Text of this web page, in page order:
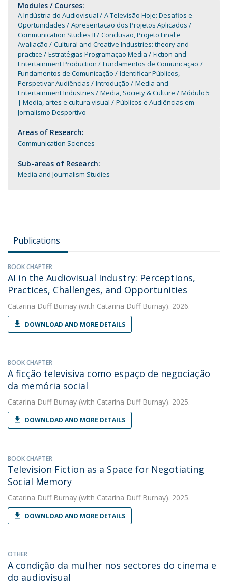
Modules / Courses:
A Indústria do Audiovisual
A Televisão Hoje: Desafios e
Oportunidades
Apresentação dos Projetos Aplicados
Communication Studies II
Conclusão, Projeto Final e
Avaliação
Cultural and Creative Industries: theory and
practice
Estratégias Programação Media
Fiction and
Entertainment Production
Fundamentos de Comunicação
Fundamentos de Comunicação
Identificar Públicos,
Perspetivar Audiências
Introdução
Media and
Entertainment Industries
Media, Society & Culture
Módulo 5
| Media, artes e cultura visual
Públicos e Audiências em
Jornalismo Desportivo
Areas of Research:
Communication Sciences
Sub-areas of Research:
Media and Journalism Studies
Publications
BOOK CHAPTER
AI in the Audiovisual Industry: Perceptions,
Practices, Challenges, and Opportunities
Catarina Duff Burnay (with Catarina Duff Burnay). 2026.
DOWNLOAD AND MORE DETAILS
BOOK CHAPTER
A ficção televisiva como espaço de negociação
da memória social
Catarina Duff Burnay (with Catarina Duff Burnay). 2025.
DOWNLOAD AND MORE DETAILS
BOOK CHAPTER
Television Fiction as a Space for Negotiating
Social Memory
Catarina Duff Burnay (with Catarina Duff Burnay). 2025.
DOWNLOAD AND MORE DETAILS
OTHER
A condição da mulher nos sectores do cinema e
do audiovisual